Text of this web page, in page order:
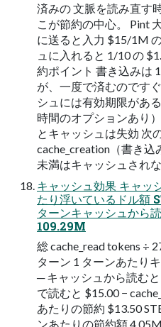
済みの 文脈を読み直す
こが節約の中心。 Pint
に送ると入力 $15/1M
ュに入れると 1/10 の
約ポイント 書き込みは
が、一度で済むのです
シュには有効期限があ
時間のオプションあり
とキャッシュは失効 次
cache_creation（書き込
未満はキャッシュされ
キャッシュ効果 キャッ
たり浮いているドル額
ターンキャッシュから
109.29M
総 cache_read tokens ÷
ターン 1 ターンあたり
─ キャッシュから読む
で読むと $15.00 −
あたりの節約 $13.50
ンあたりの節約額